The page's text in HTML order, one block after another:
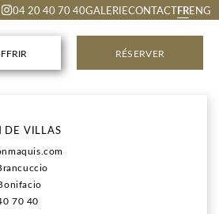
04 20 40 70 40GALERIECONTACTFRENG
RÉSERVER
du séjour).
flexibles.
DE VILLAS
70 40